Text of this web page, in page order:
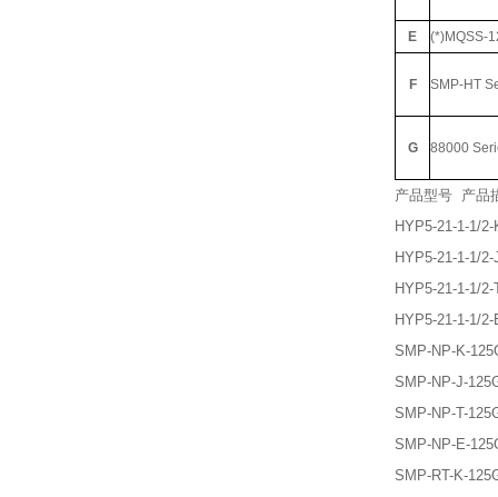
E (*)MQSS-
F SMP-HT
G 88000
产品型号 产品
HYP5-21-1-1/
HYP5-21-1-1/
HYP5-21-1-1/
HYP5-21-1-1/
SMP-NP-K-
SMP-NP-J-
SMP-NP-T-
SMP-NP-E-
SMP-RT-K-